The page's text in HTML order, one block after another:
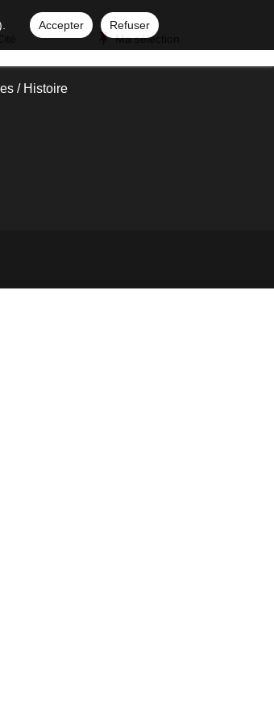
Accepter
Refuser
Ma sélection
/ Histoire